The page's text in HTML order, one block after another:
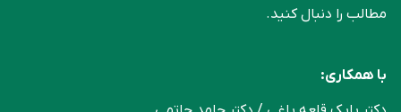
مطالب را دنبال کنید.
با همکاری: